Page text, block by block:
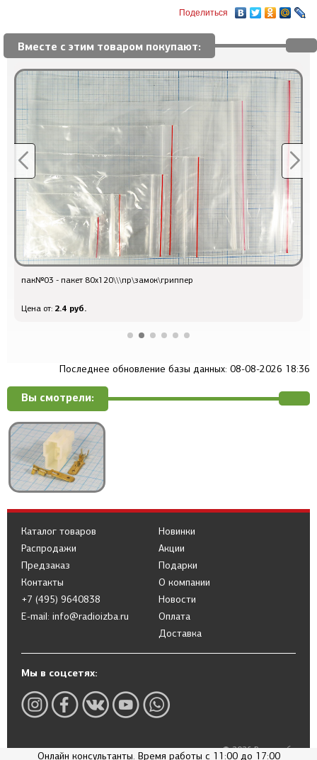
Поделиться
Вместе с этим товаром покупают:
пак№03 - пакет 80x120\\\пр\замок\гриппер
Цена от: 2.4 руб.
Последнее обновление базы данных: 08-08-2026 18:36
Вы смотрели:
Каталог товаров
Распродажи
Предзаказ
Новинки
Акции
Подарки
Контакты
+7 (495) 9640838
E-mail: info@radioizba.ru
О компании
Новости
Оплата
Доставка
Мы в соцсетях:
© 2026 Радиоизба
Онлайн консультанты. Время работы с 11:00 до 17:00